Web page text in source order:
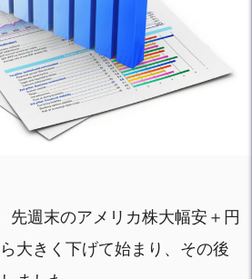
先週末のアメリカ株大幅安＋円
大きく下げて始まり、その後